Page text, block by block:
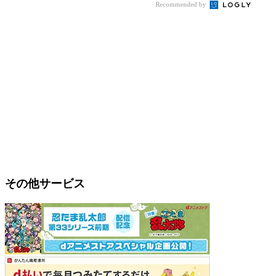
Recommended by
その他サービス